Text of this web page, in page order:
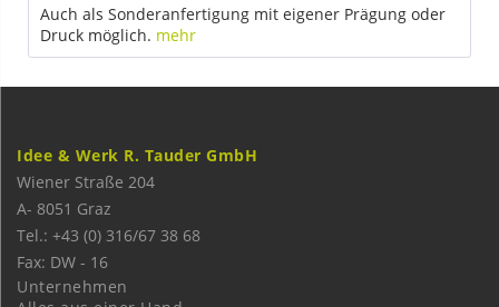
Auch als Sonderanfertigung mit eigener Prägung oder
Druck möglich. mehr
Idee & Werk R. Tauder GmbH
Wiener Straße 204
A- 8051 Graz
Tel.: +43 (0) 316/67 38 68
Fax: DW - 16
Unternehmen